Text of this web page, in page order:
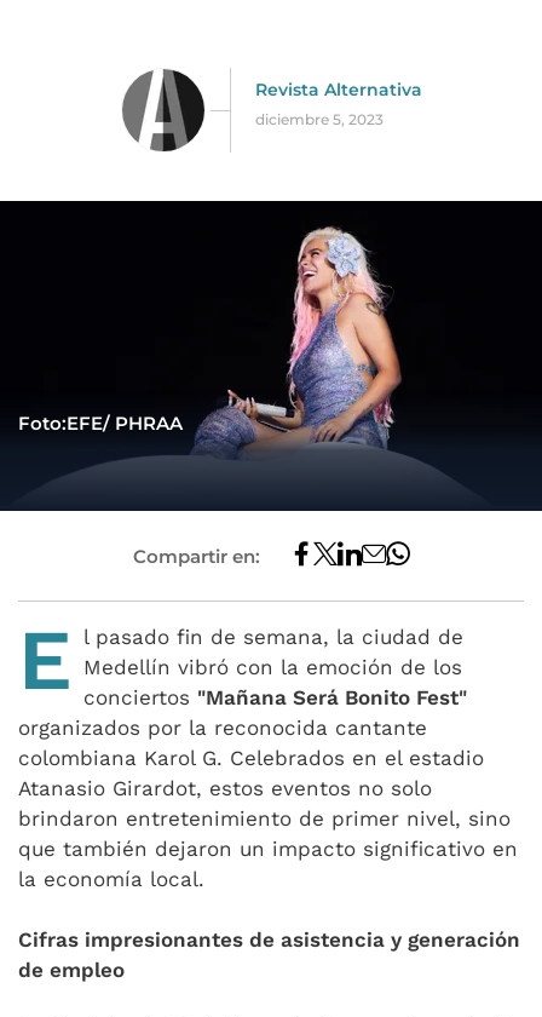
Revista Alternativa
diciembre 5, 2023
Foto:EFE/ PHRAA
Compartir en:
E
l pasado fin de semana, la ciudad de
Medellín vibró con la emoción de los
conciertos "Mañana Será Bonito Fest"
organizados por la reconocida cantante
colombiana Karol G. Celebrados en el estadio
Atanasio Girardot, estos eventos no solo
brindaron entretenimiento de primer nivel, sino
que también dejaron un impacto significativo en
la economía local.
Cifras impresionantes de asistencia y generación
de empleo